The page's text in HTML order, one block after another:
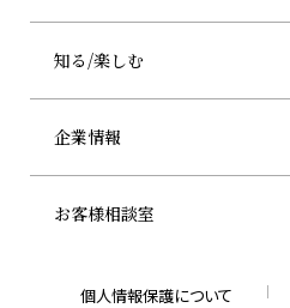
知る/楽しむ
企業情報
お客様相談室
個人情報保護について